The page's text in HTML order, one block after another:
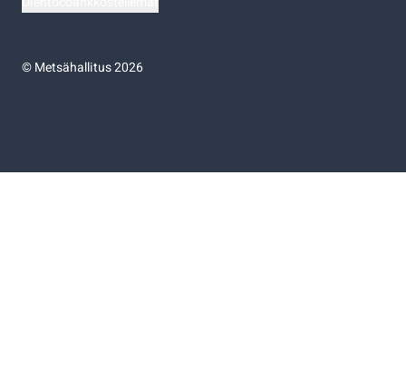
©Metsähallitus 2026